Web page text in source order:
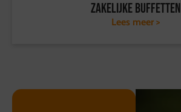
Zakelijke buffetten
Lees meer >